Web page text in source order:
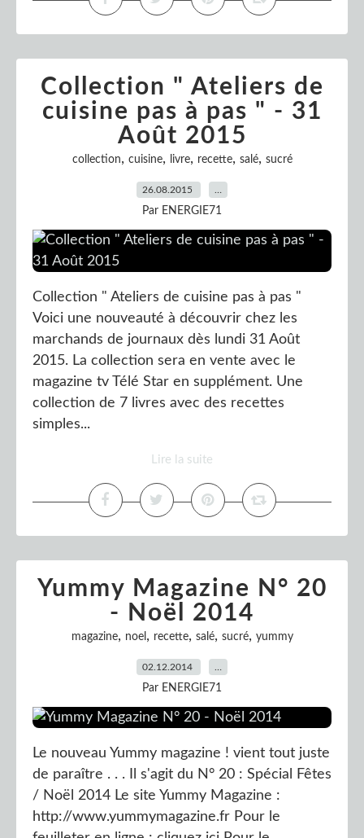
Collection " Ateliers de
cuisine pas à pas " - 31
Août 2015
collection, cuisine, livre, recette, salé, sucré
26.08.2015
Par ENERGIE71
Collection " Ateliers de cuisine pas à pas "
Voici une nouveauté à découvrir chez les
marchands de journaux dès lundi 31 Août
2015. La collection sera en vente avec le
magazine tv Télé Star en supplément. Une
collection de 7 livres avec des recettes
simples...
Lire la suite
Yummy Magazine N° 20
- Noël 2014
magazine, noel, recette, salé, sucré, yummy
02.12.2014
Par ENERGIE71
Le nouveau Yummy magazine ! vient tout juste
de paraître . . . Il s'agit du N° 20 : Spécial Fêtes
/ Noël 2014 Le site Yummy Magazine :
http://www.yummymagazine.fr Pour le